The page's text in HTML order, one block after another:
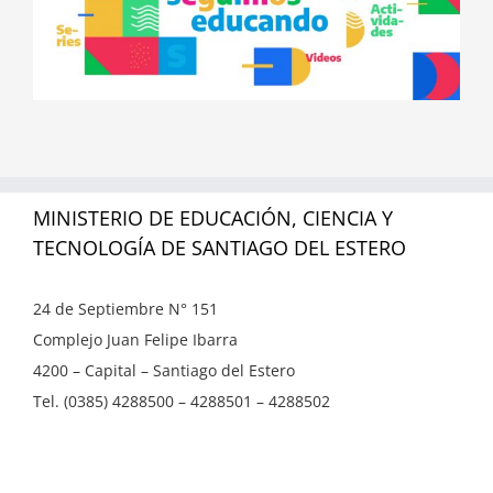
MINISTERIO DE EDUCACIÓN, CIENCIA Y
TECNOLOGÍA DE SANTIAGO DEL ESTERO
24 de Septiembre N° 151
Complejo Juan Felipe Ibarra
4200 – Capital – Santiago del Estero
Tel. (0385) 4288500 – 4288501 – 4288502